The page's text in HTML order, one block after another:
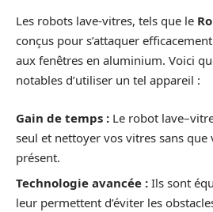
Les robots lave-vitres, tels que le
conçus pour s’attaquer
aux fenêtres en aluminium. Voici
notables d’utiliser un tel appareil :
Gain de temps : Le robot
seul et nettoyer vos vitres sans que
présent.
Technologie avancée : Ils sont
leur permettent d’éviter les